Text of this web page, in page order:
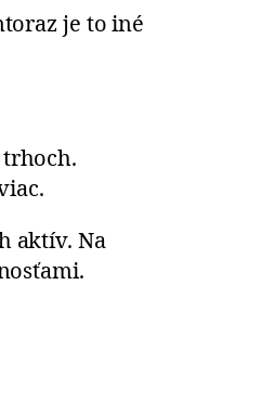
je to iné
aktív. Na